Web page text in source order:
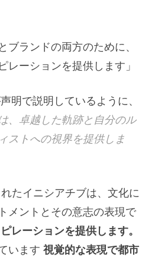
ブランドの両方のために、
レーションを提供します」
明で説明しているように、
、卓越した軌跡と自分のル
ストへの視界を提供しま
たイニシアチブは、文化に
メントとその意志の表現で
レーションを提供します。
います 視覚的な表現で都市